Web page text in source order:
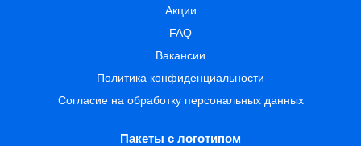
Акции
FAQ
Вакансии
Политика конфиденциальности
Согласие на обработку персональных данных
Пакеты с логотипом